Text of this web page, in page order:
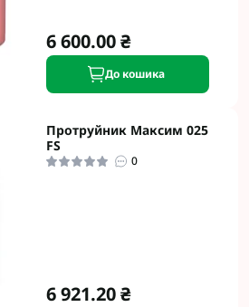
6 600.00 ₴
До кошика
Протруйник Максим 025
FS
0
6 921.20 ₴